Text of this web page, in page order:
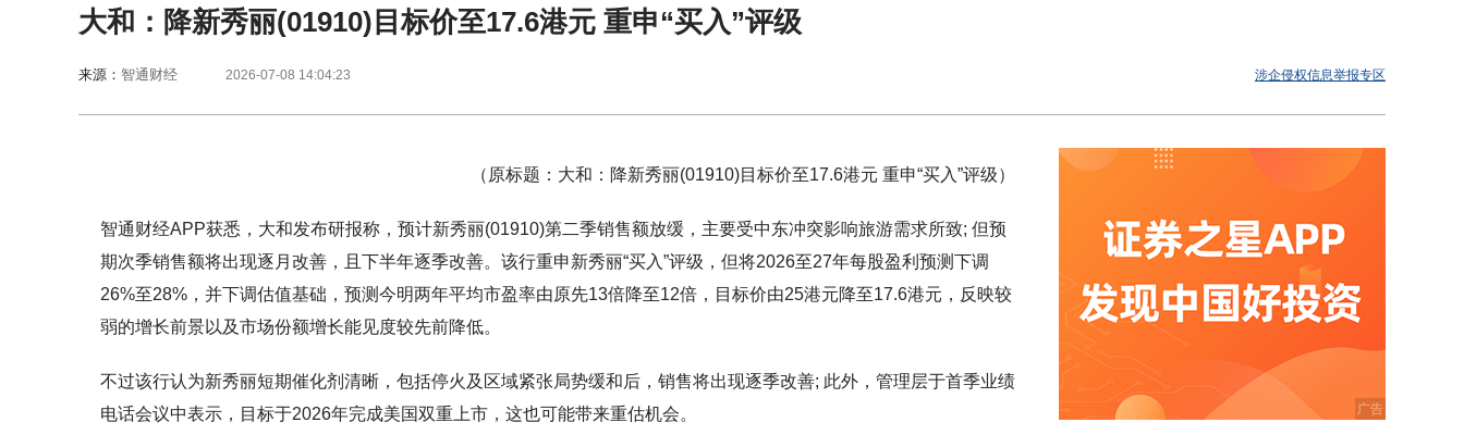
大和：降新秀丽(01910)目标价至17.6港元 重申“买入”评级
来源： 智通财经 2026-07-08 14:04:23 涉企侵权信息举报专区
（原标题：大和：降新秀丽(01910)目标价至17.6港元 重申“买入”评级）
智通财经APP获悉，大和发布研报称，预计新秀丽(01910)第二季销售额放缓，主要受中东冲突影响旅游需求所致; 但预
期次季销售额将出现逐月改善，且下半年逐季改善。该行重申新秀丽“买入”评级，但将2026至27年每股盈利预测下调
26%至28%，并下调估值基础，预测今明两年平均市盈率由原先13倍降至12倍，目标价由25港元降至17.6港元，反映较
弱的增长前景以及市场份额增长能见度较先前降低。
不过该行认为新秀丽短期催化剂清晰，包括停火及区域紧张局势缓和后，销售将出现逐季改善; 此外，管理层于首季业绩
电话会议中表示，目标于2026年完成美国双重上市，这也可能带来重估机会。